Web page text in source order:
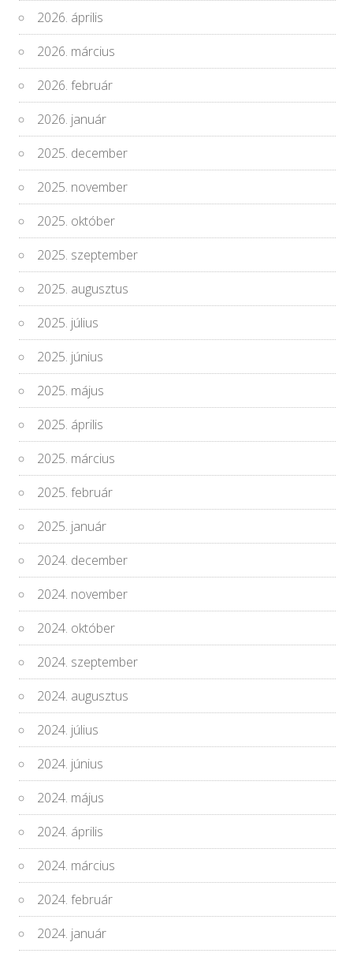
2026. április
2026. március
2026. február
2026. január
2025. december
2025. november
2025. október
2025. szeptember
2025. augusztus
2025. július
2025. június
2025. május
2025. április
2025. március
2025. február
2025. január
2024. december
2024. november
2024. október
2024. szeptember
2024. augusztus
2024. július
2024. június
2024. május
2024. április
2024. március
2024. február
2024. január